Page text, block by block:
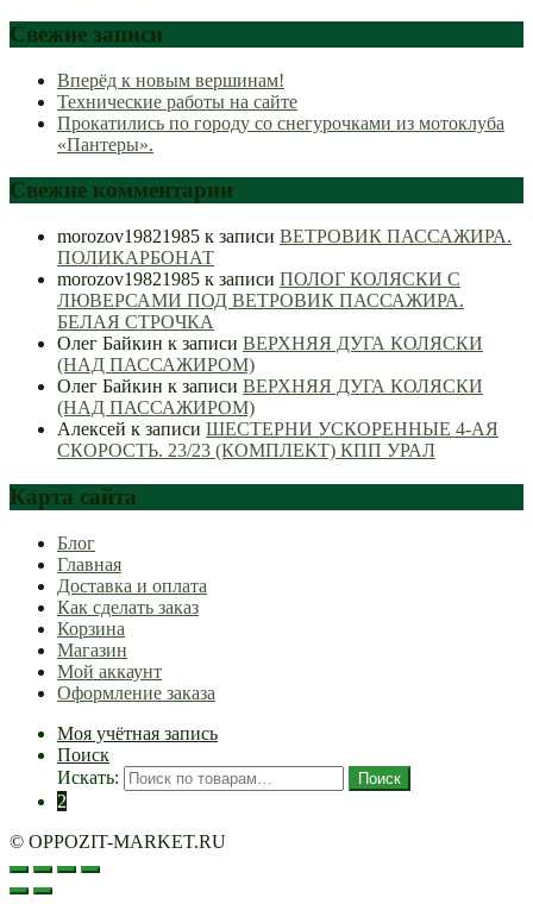
Свежие записи
Вперёд к новым вершинам!
Технические работы на сайте
Прокатились по городу со снегурочками из мотоклуба
«Пантеры».
Свежие комментарии
morozov19821985 к записи ВЕТРОВИК ПАССАЖИРА.
ПОЛИКАРБОНАТ
morozov19821985 к записи ПОЛОГ КОЛЯСКИ С
ЛЮВЕРСАМИ ПОД ВЕТРОВИК ПАССАЖИРА.
БЕЛАЯ СТРОЧКА
Олег Байкин к записи ВЕРХНЯЯ ДУГА КОЛЯСКИ
(НАД ПАССАЖИРОМ)
Олег Байкин к записи ВЕРХНЯЯ ДУГА КОЛЯСКИ
(НАД ПАССАЖИРОМ)
Алексей к записи ШЕСТЕРНИ УСКОРЕННЫЕ 4-АЯ
СКОРОСТЬ. 23/23 (КОМПЛЕКТ) КПП УРАЛ
Карта сайта
Блог
Главная
Доставка и оплата
Как сделать заказ
Корзина
Магазин
Мой аккаунт
Оформление заказа
Моя учётная запись
Поиск
Искать:
Поиск
2
© OPPOZIT-MARKET.RU